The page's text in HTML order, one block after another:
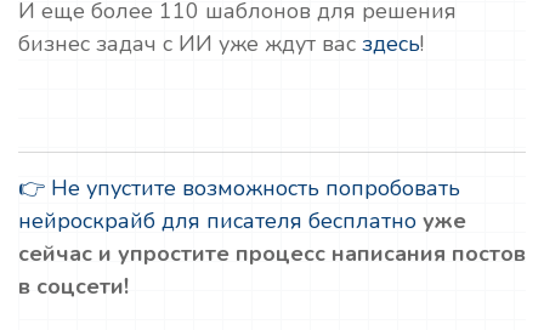
И еще более 110 шаблонов для решения
бизнес задач с ИИ уже ждут вас здесь!
👉 Не упустите возможность попробовать
нейроскрайб для писателя бесплатно уже
сейчас и упростите процесс написания постов
в соцсети!